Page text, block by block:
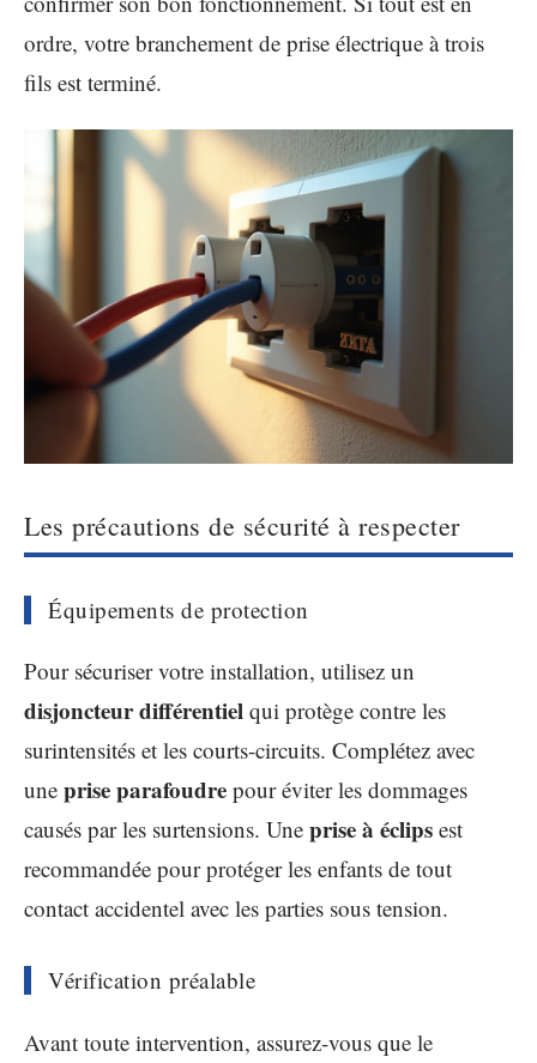
ordre, votre branchement de prise électrique à trois
fils est terminé.
Les précautions de sécurité à respecter
Équipements de protection
Pour sécuriser votre installation, utilisez un
disjoncteur différentiel qui protège contre les
surintensités et les courts-circuits. Complétez avec
une prise parafoudre pour éviter les dommages
causés par les surtensions. Une prise à éclips est
recommandée pour protéger les enfants de tout
contact accidentel avec les parties sous tension.
Vérification préalable
Avant toute intervention, assurez-vous que le